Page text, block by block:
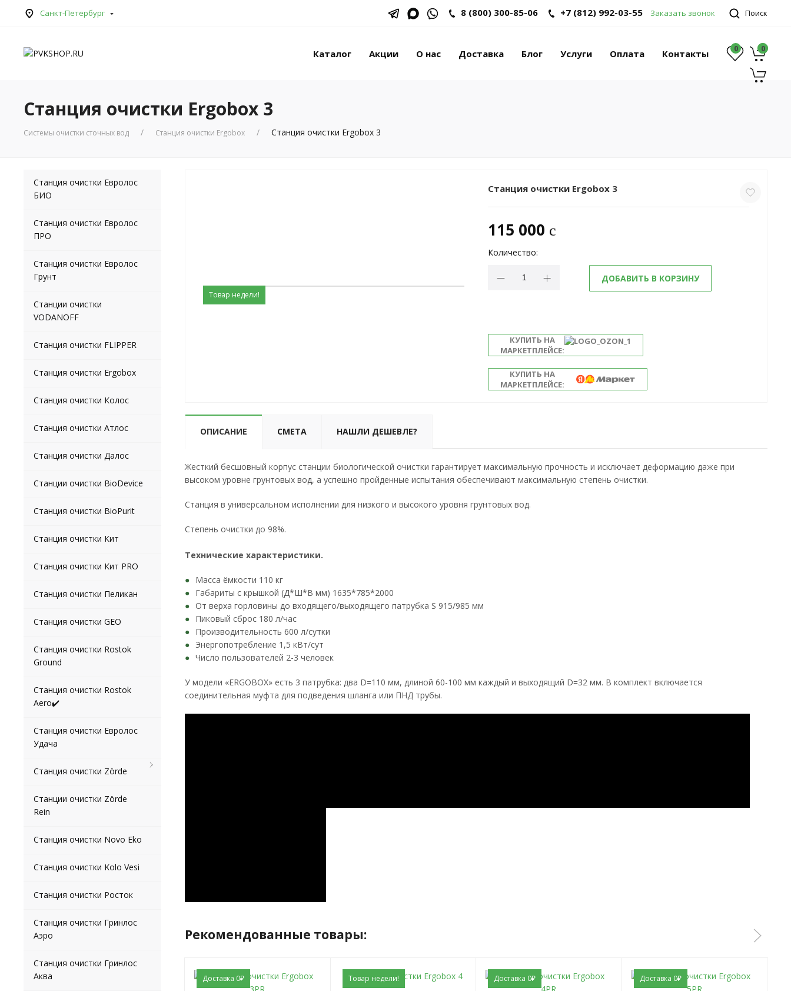
Санкт-Петербург 8 (800) 300-85-06 +7 (812) 992-03-55 Заказать звонок Поиск
Каталог Акции О нас Доставка Блог Услуги Оплата Контакты 0 0
0
Станция очистки Ergobox 3
Системы очистки сточных вод Станция очистки Ergobox Станция очистки Ergobox 3
Станция очистки Евролос
БИО
Станция очистки Евролос
ПРО
Станция очистки Евролос
Грунт
Станции очистки
VODANOFF
Станция очистки FLIPPER
Станция очистки Ergobox
Станция очистки Колос
Станция очистки Атлос
Станция очистки Далос
Станции очистки BioDevice
Станция очистки BioPurit
Станция очистки Кит
Станция очистки Кит PRO
Станция очистки Пеликан
Станция очистки GEO
Станция очистки Rostok
Ground
Станция очистки Rostok
Aero✔️
Станция очистки Евролос
Удача
Станция очистки Zörde
Станции очистки Zörde
Rein
Станция очистки Novo Eko
Станция очистки Kolo Vesi
Станция очистки Росток
Станция очистки Гринлос
Аэро
Станция очистки Гринлос
Аква
Товар недели!
Станция очистки Ergobox 3
115 000 c
Количество:
ДОБАВИТЬ В КОРЗИНУ
КУПИТЬ НА
МАРКЕТПЛЕЙСЕ:
КУПИТЬ НА
МАРКЕТПЛЕЙСЕ:
ОПИСАНИЕ СМЕТА НАШЛИ ДЕШЕВЛЕ?
Жесткий бесшовный корпус станции биологической очистки гарантирует максимальную прочность и исключает деформацию даже при
высоком уровне грунтовых вод, а успешно пройденные испытания обеспечивают максимальную степень очистки.
Станция в универсальном исполнении для низкого и высокого уровня грунтовых вод.
Степень очистки до 98%.
Технические характеристики.
Масса ёмкости 110 кг
Габариты с крышкой (Д*Ш*В мм) 1635*785*2000
От верха горловины до входящего/выходящего патрубка S 915/985 мм
Пиковый сброс 180 л/час
Производительность 600 л/сутки
Энергопотребление 1,5 кВт/сут
Число пользователей 2-3 человек
У модели «ERGOBOX» есть 3 патрубка: два D=110 мм, длиной 60-100 мм каждый и выходящий D=32 мм. В комплект включается
соединительная муфта для подведения шланга или ПНД трубы.
Рекомендованные товары:
Доставка 0₽ Товар недели! Доставка 0₽ Доставка 0₽